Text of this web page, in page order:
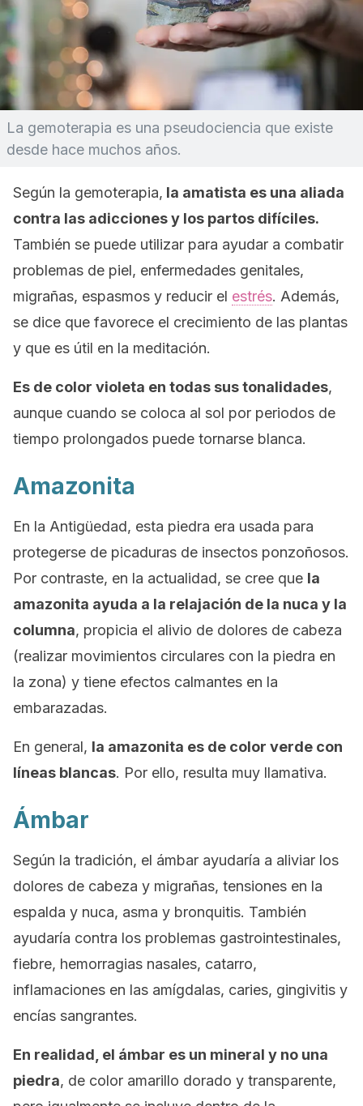
La gemoterapia es una pseudociencia que existe
desde hace muchos años.
Según la gemoterapia, la amatista es una aliada
contra las adicciones y los partos difíciles.
También se puede utilizar para ayudar a combatir
problemas de piel, enfermedades genitales,
migrañas, espasmos y reducir el estrés. Además,
se dice que favorece el crecimiento de las plantas
y que es útil en la meditación.
Es de color violeta en todas sus tonalidades,
aunque cuando se coloca al sol por periodos de
tiempo prolongados puede tornarse blanca.
Amazonita
En la Antigüedad, esta piedra era usada para
protegerse de picaduras de insectos ponzoñosos.
Por contraste, en la actualidad, se cree que la
amazonita ayuda a la relajación de la nuca y la
columna, propicia el alivio de dolores de cabeza
(realizar movimientos circulares con la piedra en
la zona) y tiene efectos calmantes en la
embarazadas.
En general, la amazonita es de color verde con
líneas blancas. Por ello, resulta muy llamativa.
Ámbar
Según la tradición, el ámbar ayudaría a aliviar los
dolores de cabeza y migrañas, tensiones en la
espalda y nuca, asma y bronquitis. También
ayudaría contra los problemas gastrointestinales,
fiebre, hemorragias nasales, catarro,
inflamaciones en las amígdalas, caries, gingivitis y
encías sangrantes.
En realidad, el ámbar es un mineral y no una
piedra, de color amarillo dorado y transparente,